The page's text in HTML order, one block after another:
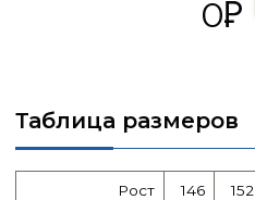
0
Таблица размеров
Рост 146 152